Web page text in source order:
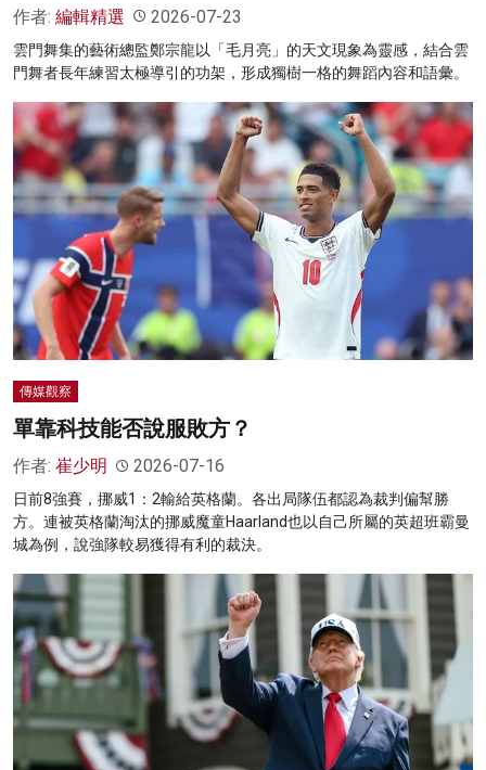
作者: 編輯精選 2026-07-23
雲門舞集的藝術總監鄭宗龍以「毛月亮」的天文現象為靈感，結合雲
門舞者長年練習太極導引的功架，形成獨樹一格的舞蹈內容和語彙。
傳媒觀察
單靠科技能否說服敗方？
作者: 崔少明 2026-07-16
日前8強賽，挪威1：2輸給英格蘭。各出局隊伍都認為裁判偏幫勝
方。連被英格蘭淘汰的挪威魔童Haarland也以自己所屬的英超班霸曼
城為例，說強隊較易獲得有利的裁決。